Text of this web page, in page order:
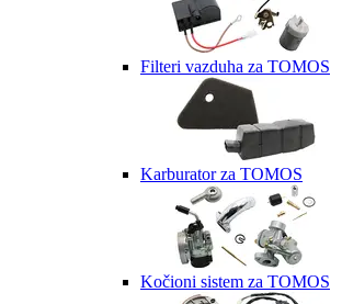
Filteri vazduha za TOMOS
Karburator za TOMOS
Kočioni sistem za TOMOS